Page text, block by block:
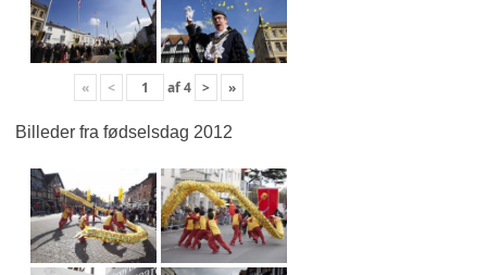
« < af4 > »
Billeder fra fødselsdag 2012